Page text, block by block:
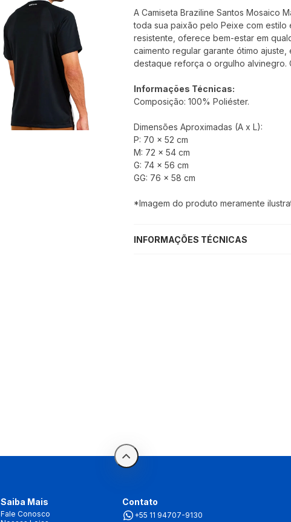
A Camiseta Braziline Santos Mosaico
toda sua paixão pelo Peixe com
resistente, oferece bem-estar em
caimento regular garante ótimo
destaque reforça o orgulho alvinegro.
Informações Técnicas:
Composição: 100% Poliéster.
Dimensões Aproximadas (A x L):
P: 70 x 52 cm
M: 72 x 54 cm
G: 74 x 56 cm
GG: 76 x 58 cm
*Imagem do produto meramente
INFORMAÇÕES TÉCNICAS
Saiba Mais
Fale Conosco
Contato
+55 11 94707-9130